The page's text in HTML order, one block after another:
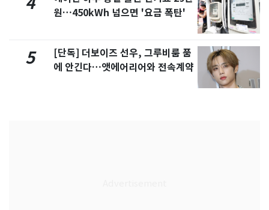
원…450kWh 넘으면 '요금 폭탄'
5
[단독] 더보이즈 선우, 그루비룸 품
에 안긴다…앳에어리어와 전속계약